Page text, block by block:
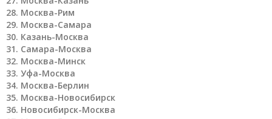
Москва-Рим
Москва-Самара
Казань-Москва
Самара-Москва
Москва-Минск
Уфа-Москва
Москва-Берлин
Москва-Новосибирск
Новосибирск-Москва